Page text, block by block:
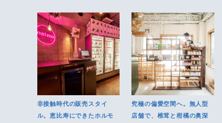
非接触時代の販売スタイ
ル。恵比寿にできたホルモ
究極の偏愛空間へ。無人型
店舗で、椎茸と柑橘の奥深